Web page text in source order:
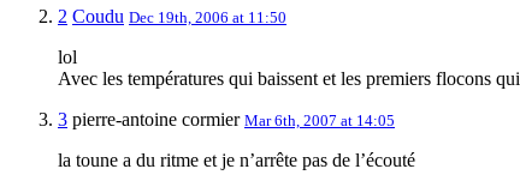
2 Coudu Dec 19th, 2006 at 11:50
lol
Avec les températures qui baissent et les premiers flocons
3 pierre-antoine cormier Mar 6th, 2007 at 14:05
la toune a du ritme et je n’arrête pas de l’écouté